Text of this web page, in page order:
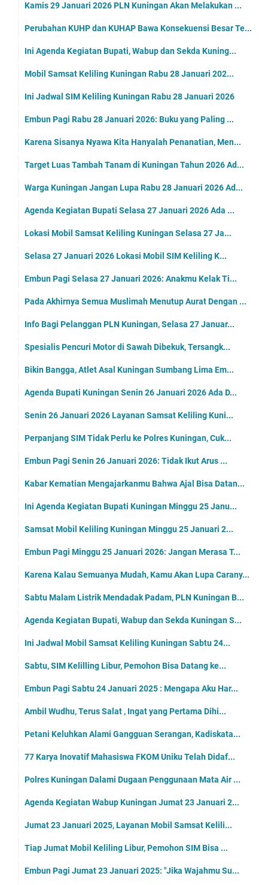
Kamis 29 Januari 2026 PLN Kuningan Akan Melakukan ...
Perubahan KUHP dan KUHAP Bawa Konsekuensi Besar Te...
Ini Agenda Kegiatan Bupati, Wabup dan Sekda Kuning...
Mobil Samsat Keliling Kuningan Rabu 28 Januari 202...
Ini Jadwal SIM Keliling Kuningan Rabu 28 Januari 2026
Embun Pagi Rabu 28 Januari 2026: Buku yang Paling ...
Karena Sisanya Nyawa Kita Hanyalah Penanatian, Men...
Target Luas Tambah Tanam di Kuningan Tahun 2026 Ad...
Warga Kuningan Jangan Lupa Rabu 28 Januari 2026 Ad...
Agenda Kegiatan Bupati Selasa 27 Januari 2026 Ada ...
Lokasi Mobil Samsat Keliling Kuningan Selasa 27 Ja...
Selasa 27 Januari 2026 Lokasi Mobil SIM Keliling K...
Embun Pagi Selasa 27 Januari 2026: Anakmu Kelak Ti...
Pada Akhirnya Semua Muslimah Menutup Aurat Dengan ...
Info Bagi Pelanggan PLN Kuningan, Selasa 27 Januar...
Spesialis Pencuri Motor di Sawah Dibekuk, Tersangk...
Bikin Bangga, Atlet Asal Kuningan Sumbang Lima Em...
Agenda Bupati Kuningan Senin 26 Januari 2026 Ada D...
Senin 26 Januari 2026 Layanan Samsat Keliling Kuni...
Perpanjang SIM Tidak Perlu ke Polres Kuningan, Cuk...
Embun Pagi Senin 26 Januari 2026: Tidak Ikut Arus ...
Kabar Kematian Mengajarkanmu Bahwa Ajal Bisa Datan...
Ini Agenda Kegiatan Bupati Kuningan Minggu 25 Janu...
Samsat Mobil Keliling Kuningan Minggu 25 Januari 2...
Embun Pagi Minggu 25 Januari 2026: Jangan Merasa T...
Karena Kalau Semuanya Mudah, Kamu Akan Lupa Carany...
Sabtu Malam Listrik Mendadak Padam, PLN Kuningan B...
Agenda Kegiatan Bupati, Wabup dan Sekda Kuningan S...
Ini Jadwal Mobil Samsat Keliling Kuningan Sabtu 24...
Sabtu, SIM Kelilling Libur, Pemohon Bisa Datang ke...
Embun Pagi Sabtu 24 Januari 2025 : Mengapa Aku Har...
Ambil Wudhu, Terus Salat , Ingat yang Pertama Dihi...
Petani Keluhkan Alami Gangguan Serangan, Kadiskata...
77 Karya Inovatif Mahasiswa FKOM Uniku Telah Didaf...
Polres Kuningan Dalami Dugaan Penggunaan Mata Air ...
Agenda Kegiatan Wabup Kuningan Jumat 23 Januari 2...
Jumat 23 Januari 2025, Layanan Mobil Samsat Kelili...
Tiap Jumat Mobil Keliling Libur, Pemohon SIM Bisa ...
Embun Pagi Jumat 23 Januari 2025: "Jika Wajahmu Su...